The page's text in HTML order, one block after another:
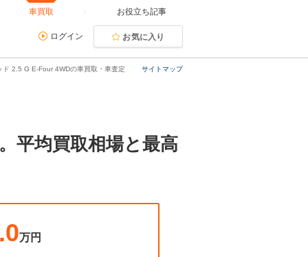
車買取 お役立ち記事
ログイン お気に入り
サイトマップ
2.5 G E-Four 4WDの車買取・車査定
平均買取相場と最高
万円